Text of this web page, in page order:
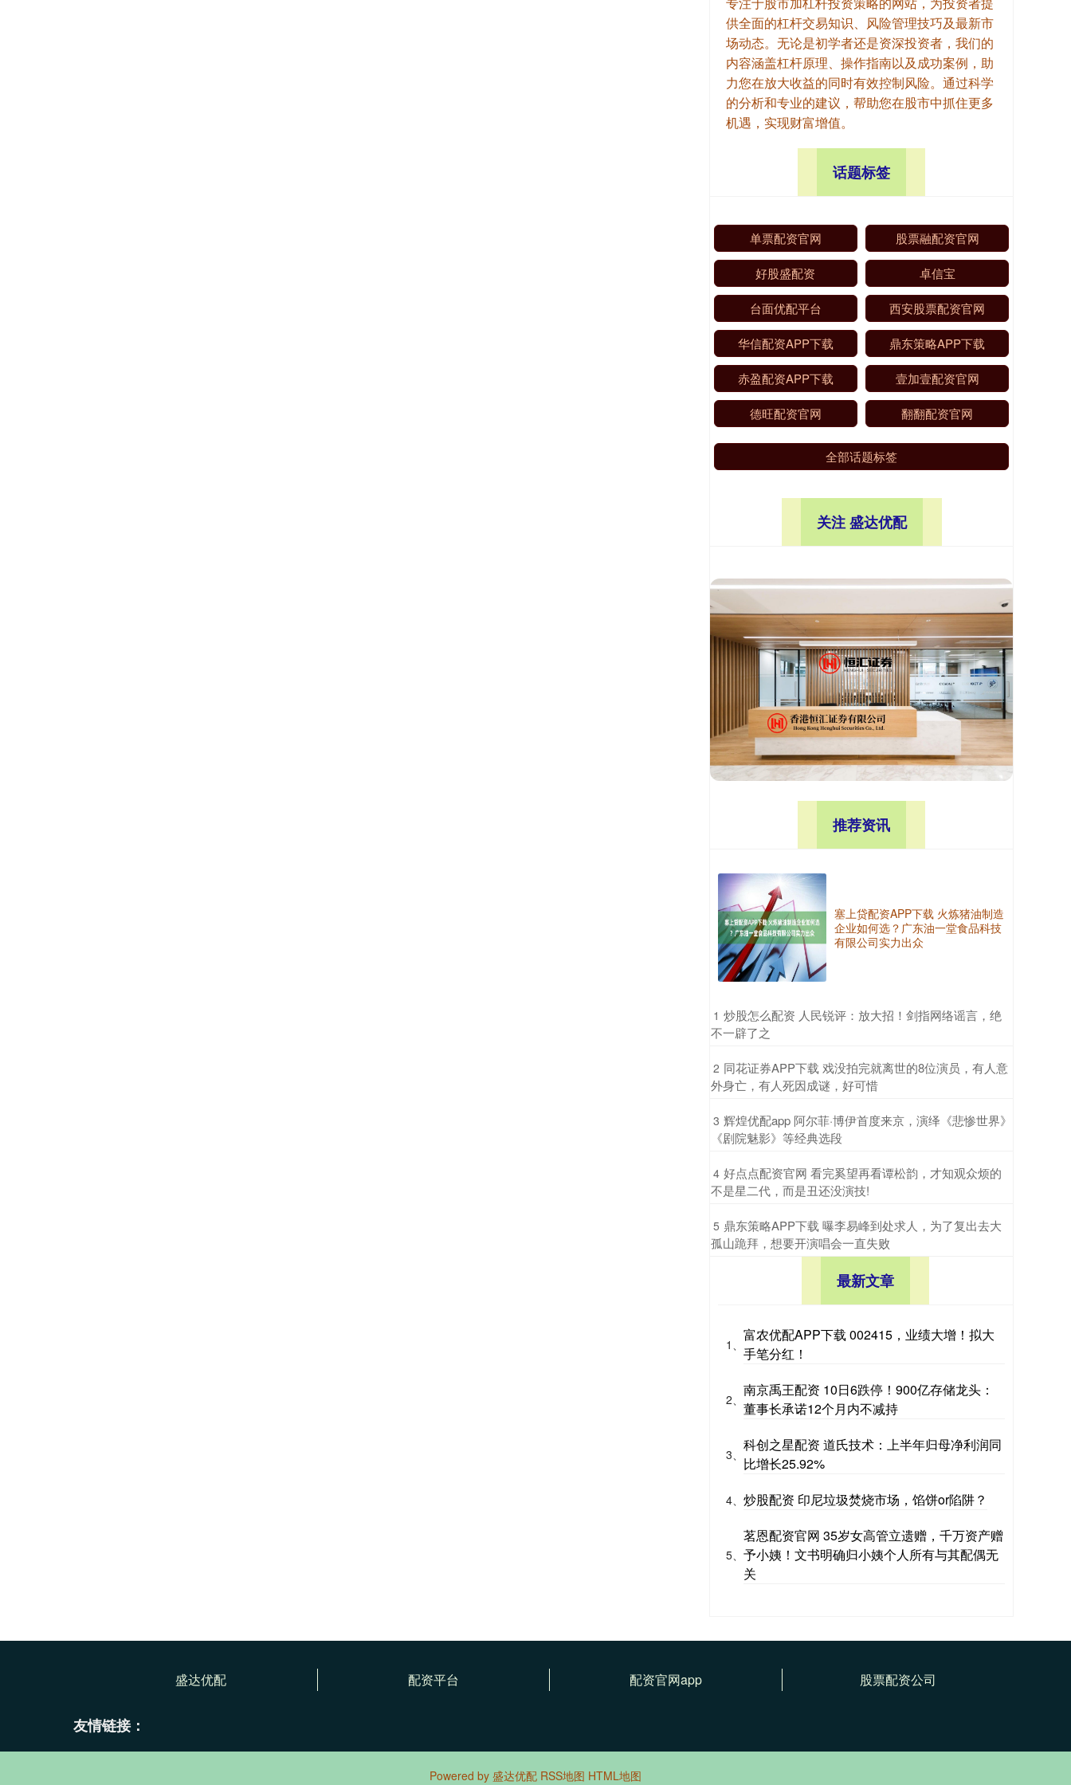
供全面的杠杆交易知识、风险管理技巧及最新市
场动态。无论是初学者还是资深投资者，我们的
内容涵盖杠杆原理、操作指南以及成功案例，助
力您在放大收益的同时有效控制风险。通过科学
的分析和专业的建议，帮助您在股市中抓住更多
机遇，实现财富增值。
话题标签
单票配资官网 股票融配资官网
好股盛配资 卓信宝
台面优配平台 西安股票配资官网
华信配资APP下载 鼎东策略APP下载
赤盈配资APP下载 壹加壹配资官网
德旺配资官网 翻翻配资官网
全部话题标签
关注 盛达优配
推荐资讯
塞上贷配资APP下载 火炼猪油制造
企业如何选？广东油一堂食品科技
有限公司实力出众
1 ​炒股怎么配资 人民锐评：放大招！剑指网络谣言，绝
不一辟了之
2 ​同花证券APP下载 戏没拍完就离世的8位演员，有人意
外身亡，有人死因成谜，好可惜
3 ​辉煌优配app 阿尔菲·博伊首度来京，演绎《悲惨世界》
《剧院魅影》等经典选段
4 ​好点点配资官网 看完奚望再看谭松韵，才知观众烦的
不是星二代，而是丑还没演技!
5 ​鼎东策略APP下载 曝李易峰到处求人，为了复出去大
孤山跪拜，想要开演唱会一直失败
最新文章
1、
富农优配APP下载 002415，业绩大增！拟大
手笔分红！
2、
南京禹王配资 10日6跌停！900亿存储龙头：
董事长承诺12个月内不减持
3、
科创之星配资 道氏技术：上半年归母净利润同
比增长25.92%
4、 炒股配资 印尼垃圾焚烧市场，馅饼or陷阱？
5、
茗恩配资官网 35岁女高管立遗赠，千万资产赠
予小姨！文书明确归小姨个人所有与其配偶无
关
盛达优配 配资平台 配资官网app 股票配资公司
友情链接：
Powered by 盛达优配 RSS地图 HTML地图